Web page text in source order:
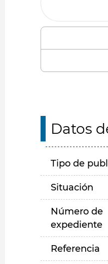
Datos
Tipo de
Situación
Número de
expediente
Referencia